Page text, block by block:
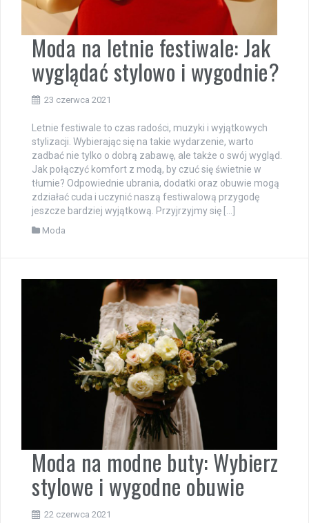
Moda na letnie festiwale: Jak
wyglądać stylowo i wygodnie?
23 czerwca 2021
Letnie festiwale to czas radości, muzyki i wyjątkowych
stylizacji. Wybierając się na takie wydarzenie, warto
zadbać nie tylko o dobrą zabawę, ale także o swój wygląd.
Jak połączyć komfort z modą, by czuć się świetnie w
tłumie? Odpowiednie ubrania, dodatki oraz obuwie mogą
zdziałać cuda i uczynić naszą festiwalową przygodę
jeszcze bardziej wyjątkową. Przyjrzyjmy się […]
Moda
Moda na modne buty: Wybierz
stylowe i wygodne obuwie
22 czerwca 2021